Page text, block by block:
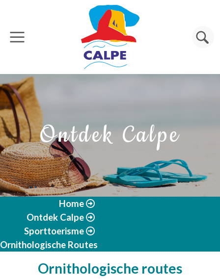
Overslaan en naar de inhoud gaan
Zoeken
Ontdek Calpe
Home
Ontdek Calpe
Sporttoerisme
Ornithologische Routes
Ornithologische routes